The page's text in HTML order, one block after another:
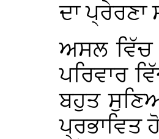
ਦਾ ਪ੍ਰੇਰਣਾ
ਅਸਲ ਵਿੱਚ
ਪਰਿਵਾਰ
ਬਹੁਤ
ਪ੍ਰਭਾਵਿਤ